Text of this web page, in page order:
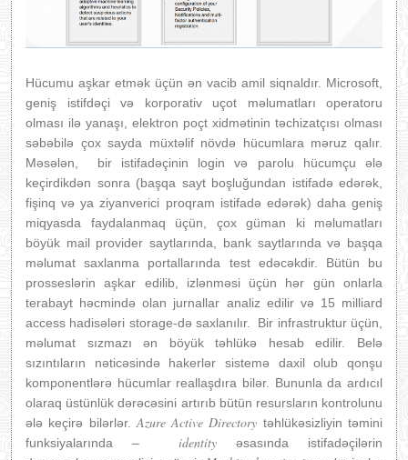
Hücumu aşkar etmək üçün ən vacib amil siqnaldır. Microsoft,
geniş istifdəçi və korporativ uçot məlumatları operatoru
olması ilə yanaşı, elektron poçt xidmətinin təchizatçısı olması
səbəbilə çox sayda müxtəlif növdə hücumlara məruz qalır.
Məsələn, bir istifadəçinin login və parolu hücumçu ələ
keçirdikdən sonra (başqa sayt boşluğundan istifadə edərək,
fişinq və ya ziyanverici proqram istifadə edərək) daha geniş
miqyasda faydalanmaq üçün, çox güman ki məlumatları
böyük mail provider saytlarında, bank saytlarında və başqa
məlumat saxlanma portallarında test edəcəkdir. Bütün bu
prosseslərin aşkar edilib, izlənməsi üçün hər gün onlarla
terabayt həcmində olan jurnallar analiz edilir və 15 milliard
access hadisələri storage-də saxlanılır. Bir infrastruktur üçün,
məlumat sızmazı ən böyük təhlükə hesab edilir. Belə
sızıntıların nəticəsində hakerlər sistemə daxil olub qonşu
komponentlərə hücumlar reallaşdıra bilər. Bununla da ardıcıl
olaraq üstünlük dərəcəsini artırıb bütün resursların kontrolunu
ələ keçirə bilərlər.Azure Active Directory təhlükəsizliyin təmini
funksiyalarında – identityəsasında istifadəçilərin